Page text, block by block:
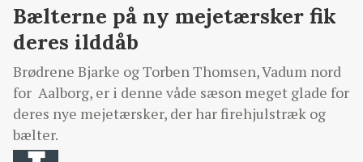
Bælterne på ny mejetærsker fik
deres ilddåb
Brødrene Bjarke og Torben Thomsen, Vadum nord
for Aalborg, er i denne våde sæson meget glade for
deres nye mejetærsker, der har firehjulstræk og
bælter.